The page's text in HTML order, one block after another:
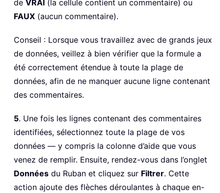
de VRAI (la cellule contient un commentaire) ou
FAUX (aucun commentaire).
Conseil : Lorsque vous travaillez avec de grands jeux
de données, veillez à bien vérifier que la formule a
été correctement étendue à toute la plage de
données, afin de ne manquer aucune ligne contenant
des commentaires.
5. Une fois les lignes contenant des commentaires
identifiées, sélectionnez toute la plage de vos
données — y compris la colonne d’aide que vous
venez de remplir. Ensuite, rendez-vous dans l’onglet
Données du Ruban et cliquez sur Filtrer. Cette
action ajoute des flèches déroulantes à chaque en-